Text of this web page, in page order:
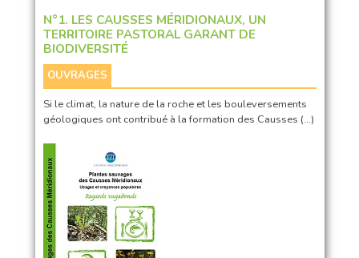
N°1. LES CAUSSES MÉRIDIONAUX, UN
TERRITOIRE PASTORAL GARANT DE
BIODIVERSITÉ
OUVRAGES
Si le climat, la nature de la roche et les bouleversements
géologiques ont contribué à la formation des Causses (…)